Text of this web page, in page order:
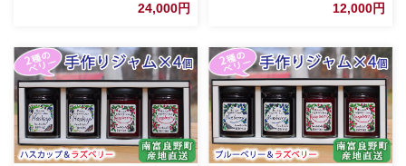
24,000円 12,000円